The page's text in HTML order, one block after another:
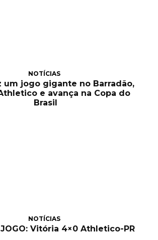
NOTÍCIAS
um jogo gigante no Barradão,
e avança na Copa do
Brasil
NOTÍCIAS
JOGO: Vitória 4×0 Athletico-PR